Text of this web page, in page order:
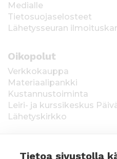
Tietoa sivustolla
Medialle
Tietosuojaselosteet
Lähetysseuran
Oikopolut
Verkkokauppa
Materiaalipankki
Kustannustoiminta
Leiri- ja kurssikeskus
Lähetyskirkko